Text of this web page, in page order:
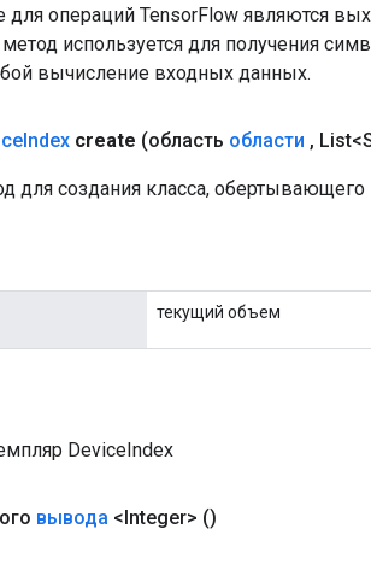
операций TensorFlow являются
используется для получения
вычисление входных данных.
Index create (область области ,
для создания класса,
текущий объем
DeviceIndex
вывода <Integer> ()